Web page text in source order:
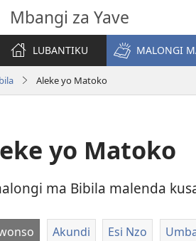
Mbangi za Yave
LUBANTIKU
MALONGI
Aleke yo Matoko
yo Matoko
ma Bibila malenda
Akundi Esi Nzo